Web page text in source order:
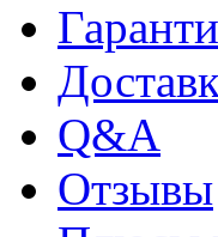
Q&A
Отзывы